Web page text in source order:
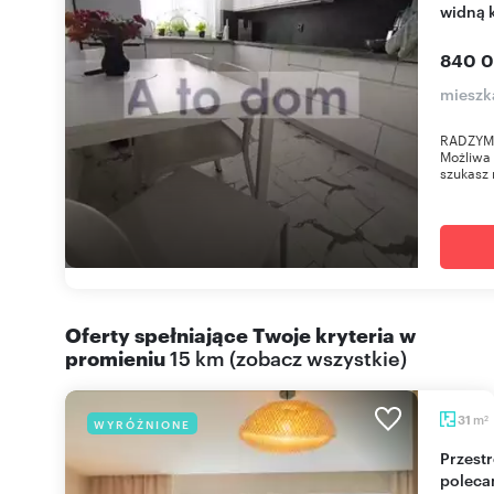
widną
840
Oferty spełniające Twoje kryteria w
promieniu15 km (zobacz wszystkie)
WYRÓŻNIONE 31 m2
Przestronne 31 m² po remoncie z balkonem